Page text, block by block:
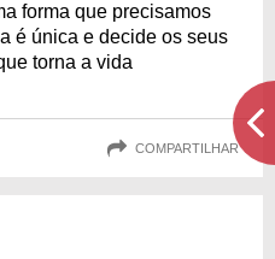
forma que precisamos
é única e decide os seus
torna a vida
COMPARTILHAR